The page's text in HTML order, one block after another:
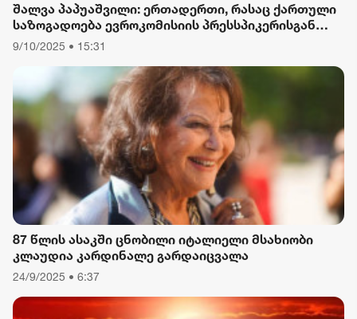
შალვა პაპუაშვილი: ერთადერთი, რასაც ქართული
საზოგადოება ევროკომისიის პრესსპიკერისგან
მოელის, არის ბოდიში ხელისუფლების დამხობის
9/10/2025 • 15:31
87 წლის ასაკში ცნობილი იტალიელი მსახიობი
კლაუდია კარდინალე გარდაიცვალა
24/9/2025 • 6:37